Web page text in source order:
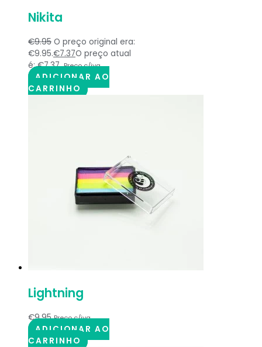
Nikita
€9.95 O preço original era:
€9.95.€7.37O preço atual
é: €7.37. Preço c/iva
ADICIONAR AO
CARRINHO
Lightning
€9.95 Preço c/iva
ADICIONAR AO
CARRINHO